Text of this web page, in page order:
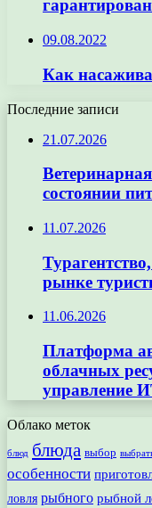
09.08.2022
Как
Последние записи
21.07.2026
состоянии
11.07.2026
рынке
11.06.2026
Платформа
облачных
управление
Облако меток
блюд блюда выбор
особенности
ловля рыбного рыбной